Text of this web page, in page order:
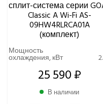
сплит-система серии
Classic A Wi-Fi AS-
09HW4RLRCA01A
(комплект)
Мощность
охлаждения, кВт
25 590 ₽
В наличии